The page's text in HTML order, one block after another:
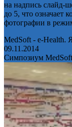
на надпись слайд-
до 5, что означает
фотографии в
MedSoft - e-Health.
09.11.2014
Симпозиум